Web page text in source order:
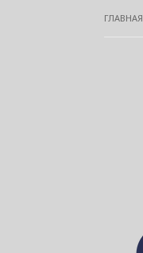
ГЛАВНАЯ